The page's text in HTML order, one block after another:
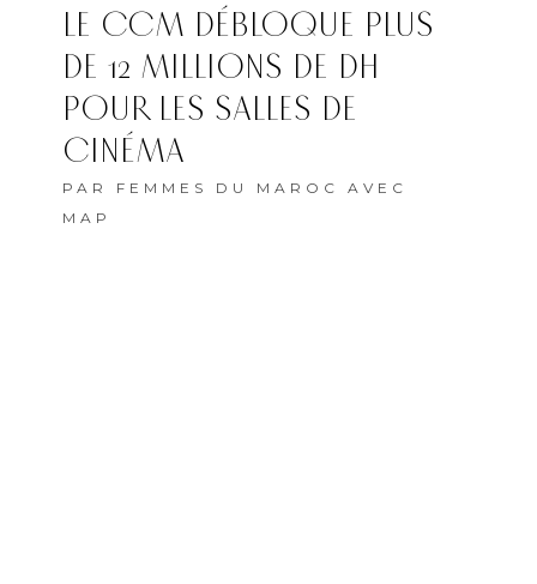
LE CCM DÉBLOQUE PLUS
DE 12 MILLIONS DE DH
POUR LES SALLES DE
CINÉMA
PAR FEMMES DU MAROC AVEC
MAP